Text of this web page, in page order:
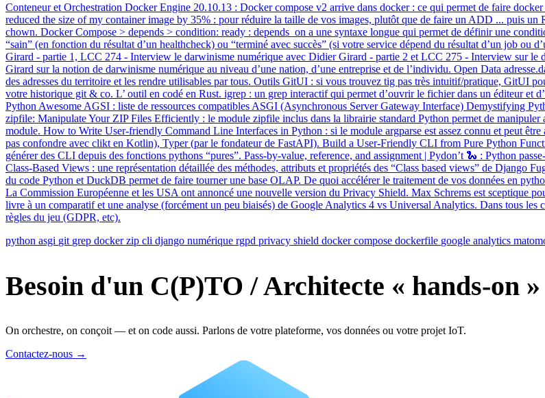
Conteneur et Orchestration Docker Engine 20.10.13 : Docker compose v2 arrive dans docker : ce qui permet de faire
reduced the size of my container image by 35% : pour réduire la taille de vos images, plutôt que de faire un ADD ... puis
chown. Docker Compose > depends > condition: ready : depends_on a une syntaxe longue qui permet de définir une
“sain” (en fonction du résultat d’un healthcheck) ou “terminé avec succès” (si votre service dépend du résultat d’un job
Girard - partie 1, LCC 274 - Interview le darwinisme numérique avec Didier Girard - partie 2 et LCC 275 - Interview sur
Girard sur la notion de darwinisme numérique au niveau d’une nation, d’une entreprise et de l’individu. Open Data
des adresses du territoire et les rendre utilisables par tous. Outils GitUI : si vous trouvez tig pas très intuitif/pratique, GitUI
votre historique git & co. L’ outil en codé en Rust. igrep : un grep interactif qui permet d’ouvrir le fichier dans un éditeur et
Python Awesome AGSI : liste de ressources compatibles ASGI (Asynchronous Server Gateway Interface) Demystifying
zipfile: Manipulate Your ZIP Files Efficiently : le module zipfile inclus dans la librairie standard Python permet de manipuler
module. How to Write User-friendly Command Line Interfaces in Python : si le module argparse est assez connu et peut
pas confondre avec clikt en Kotlin), Typer (par le fondateur de FastAPI). Build a User-Friendly CLI from Pure Python
générer des CLI depuis des fonctions pythons “pures”. Pass-by-value, reference, and assignment | Pydon’t 🐍 : Python
Class-Based Views : une représentation détaillée des méthodes, attributs et propriétés des “Class based views” de
du code Python et DuckDB permet de faire tourner une base OLAP. De quoi accélérer le traitement de vos données en
La Commission Européenne et les USA ont annoncé une nouvelle version du Privacy Shield. Max Schrems est
livre à un comparatif et une analyse (forcément un peu biaisés) de Google Analytics 4 vs Universal Analytics. Dans tous les
règles du jeu (GDPR, etc).
python asgi git grep docker zip cli django numérique rgpd privacy shield docker compose dockerfile google analytics
Besoin d'un C(P)TO / Architecte « hands-on »
On orchestre, on conçoit — et on code aussi. Parlons de votre plateforme, vos données ou votre projet IoT.
Contactez-nous →